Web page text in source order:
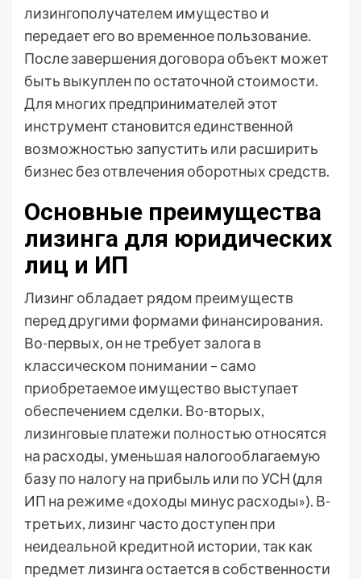
лизингополучателем имущество и
передает его во временное пользование.
После завершения договора объект может
быть выкуплен по остаточной стоимости.
Для многих предпринимателей этот
инструмент становится единственной
возможностью запустить или расширить
бизнес без отвлечения оборотных средств.
Основные преимущества
лизинга для юридических
лиц и ИП
Лизинг обладает рядом преимуществ
перед другими формами финансирования.
Во-первых, он не требует залога в
классическом понимании – само
приобретаемое имущество выступает
обеспечением сделки. Во-вторых,
лизинговые платежи полностью относятся
на расходы, уменьшая налогооблагаемую
базу по налогу на прибыль или по УСН (для
ИП на режиме «доходы минус расходы»). В-
третьих, лизинг часто доступен при
неидеальной кредитной истории, так как
предмет лизинга остается в собственности